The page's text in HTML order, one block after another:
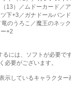
（13）／ムドーカード／
下+3／ガナドールバン
のうろこ／魔王のネッ
+2
るには、ソフトが必要で
必要がございます。
示しているキャラクタ